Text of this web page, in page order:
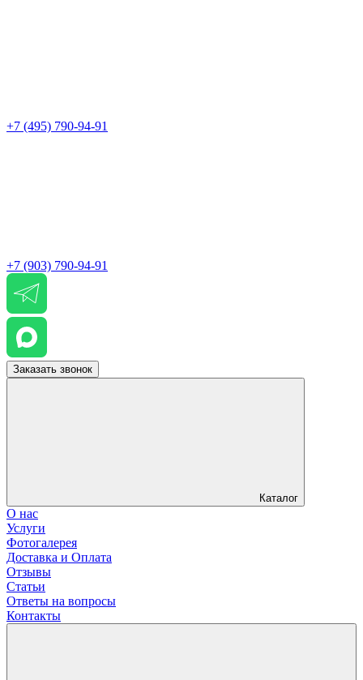
+7 (495) 790-94-91
+7 (903) 790-94-91
Заказать звонок
Каталог
О нас
Услуги
Фотогалерея
Доставка и Оплата
Отзывы
Статьи
Ответы на вопросы
Контакты